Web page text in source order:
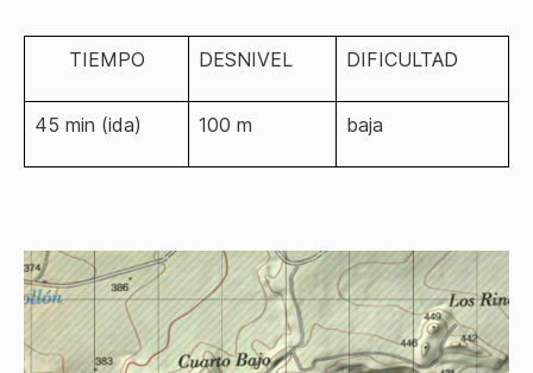
TIEMPO DESNIVEL DIFICULTAD
45 min (ida) 100 m baja